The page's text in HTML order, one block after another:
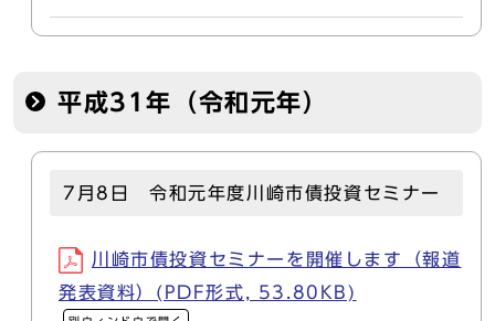
平成31年（令和元年）
7月8日 令和元年度川崎市債投資セミナー
川崎市債投資セミナーを開催します（報道
発表資料）(PDF形式, 53.80KB)